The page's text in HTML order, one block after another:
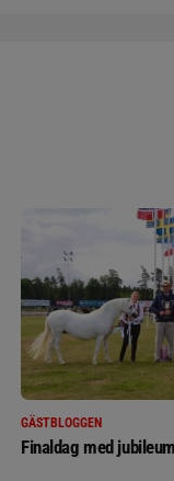
GÄSTBLOGGEN
Finaldag med